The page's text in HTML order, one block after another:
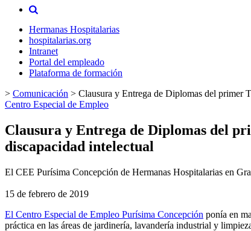
Hermanas Hospitalarias
hospitalarias.org
Intranet
Portal del empleado
Plataforma de formación
> Comunicación > Clausura y Entrega de Diplomas del primer
Centro Especial de Empleo
Clausura y Entrega de Diplomas del
discapacidad intelectual
El CEE Purísima Concepción de Hermanas Hospitalarias en
15 de febrero de 2019
El Centro Especial de Empleo Purísima Concepción ponía en
práctica en las áreas de jardinería, lavandería industrial y